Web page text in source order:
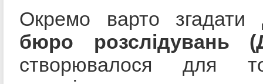
Окремо варто згадати
бюро розслідувань
створювалося для